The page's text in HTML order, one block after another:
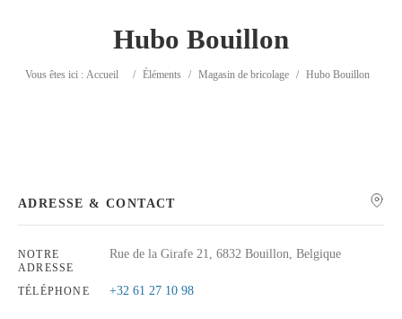
Catégorie
Hubo Bouillon
Vous êtes ici : Accueil / Éléments / Magasin de bricolage / Hubo Bouillon
ADRESSE & CONTACT
NOTRE
ADRESSE
Rue de la Girafe 21, 6832 Bouillon, Belgique
TÉLÉPHONE +32 61 27 10 98